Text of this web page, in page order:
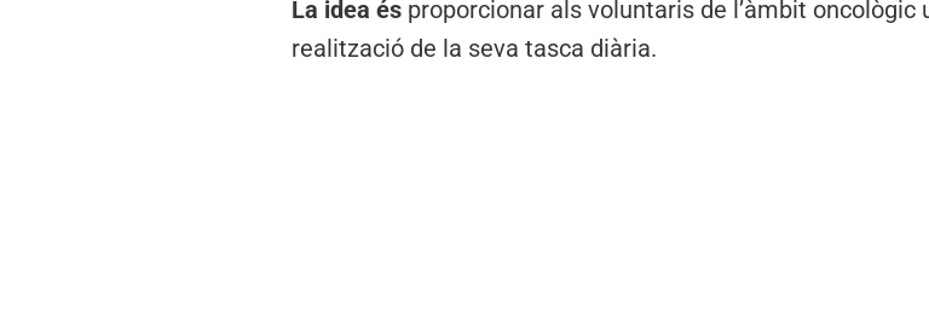
La idea és proporcionar als voluntaris de l’àmbit
realització de la seva tasca diària.